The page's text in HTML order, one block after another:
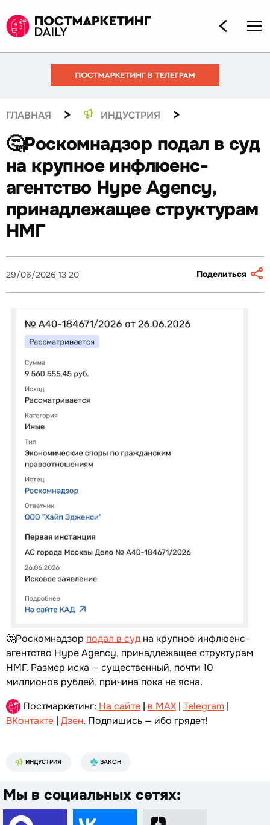
ГЛАВНАЯ > ИНДУСТРИЯ >
🤔Роскомнадзор подал в суд
на крупное инфлюенс-
агентство Hype Agency,
принадлежащее структурам
НМГ
29/06/2026 13:20 Поделиться
🤔Роскомнадзор подал в судна крупное инфлюенс-
агентство Hype Agency, принадлежащее структурам
НМГ. Размер иска — существенный, почти 10
миллионов рублей, причина пока не ясна.
Постмаркетинг: На сайте | в MAX | Telegram |
ВКонтакте | Дзен. Подпишись — ибо грядет!
ИНДУСТРИЯ ЗАКОН
Мы в социальных сетях: